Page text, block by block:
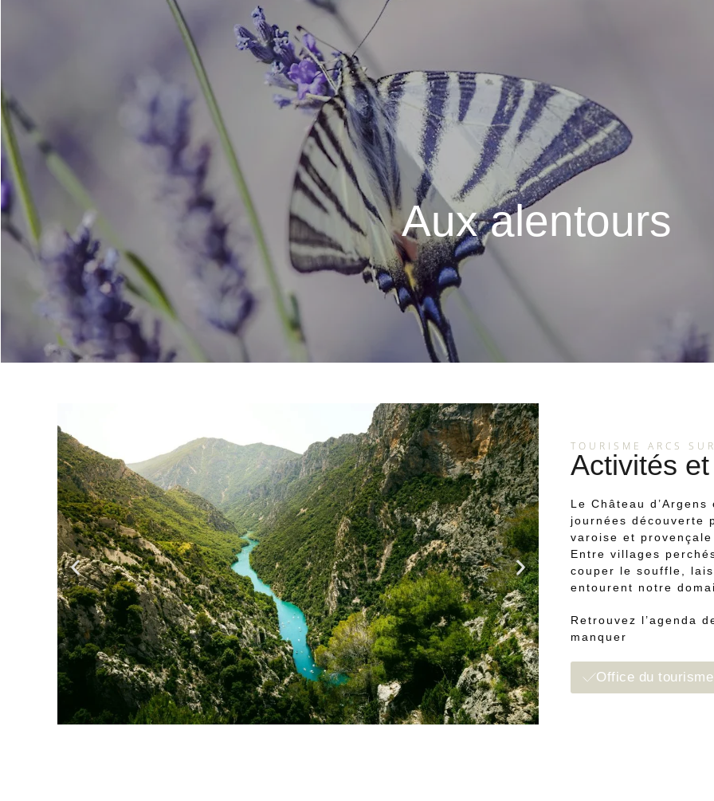
Aux alentours
TOURISME ARCS
Activités
Le Château
journées découverte
varoise et
Entre villages
couper le souffle,
entourent notre
Retrouvez l’agenda
manquer
Office du